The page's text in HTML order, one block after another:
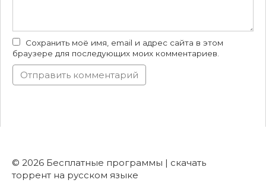
Сохранить моё имя, email и адрес сайта в этом
браузере для последующих моих комментариев.
© 2026 Бесплатные программы | скачать
торрент на русском языке